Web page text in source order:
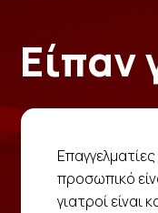
Είπαν
προσωπικό
γιατροί είναι